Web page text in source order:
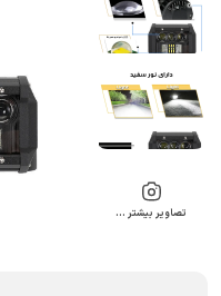
تصاویر بیشتر …